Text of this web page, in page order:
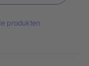
produkten